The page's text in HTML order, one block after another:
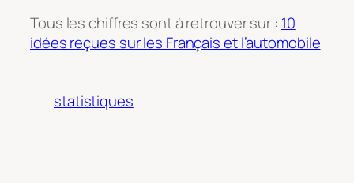
Tous les chiffres sont à retrouver sur : 10
idées reçues sur les Français et l’automobile
statistiques